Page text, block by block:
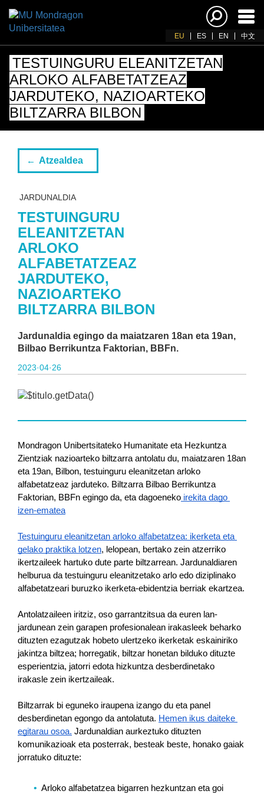
EU ES EN 中文
TESTUINGURU ELEANITZETAN
ARLOKO ALFABETATZEAZ
JARDUTEKO, NAZIOARTEKO
BILTZARRA BILBON
Atzealdea
JARDUNALDIA
TESTUINGURU
ELEANITZETAN
ARLOKO
ALFABETATZEAZ
JARDUTEKO,
NAZIOARTEKO
BILTZARRA BILBON
Jardunaldia egingo da maiatzaren 18an eta 19an,
Bilbao Berrikuntza Faktorian, BBFn.
2023·04·26
Mondragon Unibertsitateko Humanitate eta Hezkuntza
Zientziak nazioarteko biltzarra antolatu du, maiatzaren 18an
eta 19an, Bilbon, testuinguru eleanitzetan arloko
alfabetatzeaz jarduteko. Biltzarra Bilbao Berrikuntza
Faktorian, BBFn egingo da, eta dagoeneko irekita dago
izen-ematea
Testuinguru eleanitzetan arloko alfabetatzea: ikerketa eta
gelako praktika lotzen, lelopean, bertako zein atzerriko
ikertzaileek hartuko dute parte biltzarrean. Jardunaldiaren
helburua da testuinguru eleanitzetako arlo edo diziplinako
alfabetatzeari buruzko ikerketa-ebidentzia berriak ekartzea.
Antolatzaileen iritziz, oso garrantzitsua da euren lan-
jardunean zein garapen profesionalean irakasleek beharko
dituzten ezagutzak hobeto ulertzeko ikerketak eskainiriko
jakintza biltzea; horregatik, biltzar honetan bilduko dituzte
esperientzia, jatorri edota hizkuntza desberdinetako
irakasle zein ikertzaileak.
Biltzarrak bi eguneko iraupena izango du eta panel
desberdinetan egongo da antolatuta. Hemen ikus daiteke
egitarau osoa. Jardunaldian aurkeztuko dituzten
komunikazioak eta posterrak, besteak beste, honako gaiak
jorratuko dituzte:
Arloko alfabetatzea bigarren hezkuntzan eta goi